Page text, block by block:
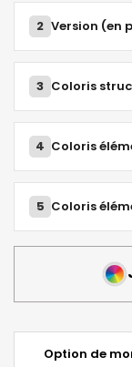
2 Version (en
3 Coloris
4 Coloris
5 Coloris
Option de